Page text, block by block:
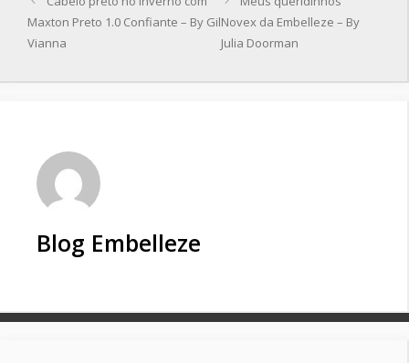
Maxton Preto 1.0 Confiante – By Gil
Vianna
Novex da Embelleze – By
Julia Doorman
Blog Embelleze